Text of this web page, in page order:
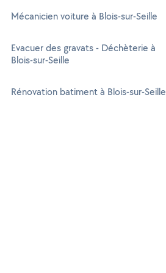
Mécanicien voiture à Blois-sur-Seille
Evacuer des gravats - Déchèterie à
Blois-sur-Seille
Rénovation batiment à Blois-sur-Seille